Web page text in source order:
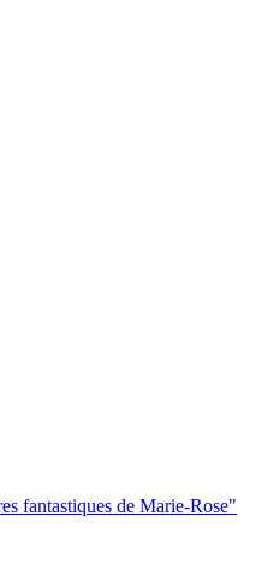
fantastiques de Marie-Rose"